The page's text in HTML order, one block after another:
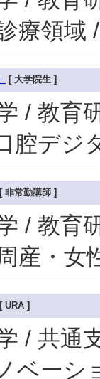
療領域
[ 大学院生 ]
/ 教育
腔デジ
[ 非常勤講師 ]
/ 教育
産・女
[ URA ]
/ 共通
ベーシ